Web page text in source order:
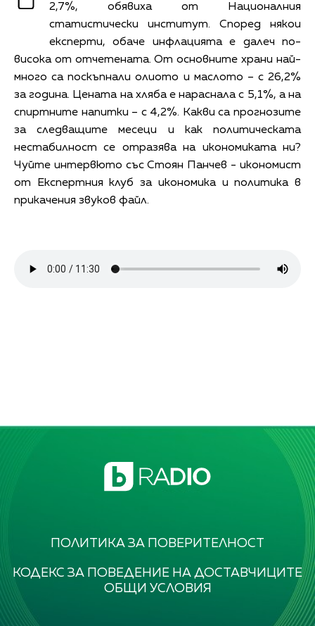
2,7%, обявиха от Националния
статистически институт. Според някои
експерти, обаче инфлацията е далеч по-
висока от отчетената. От основните храни най-
много са поскъпнали олиото и маслото – с 26,2%
за година. Цената на хляба е нараснала с 5,1%, а на
спиртните напитки – с 4,2%. Kакви са прогнозите
за следващите месеци и как политическата
нестабилност се отразява на икономиката ни?
Чуйте интервюто със Стоян Панчев - икономист
от Експертния клуб за икономика и политика в
прикачения звуков файл.
ПОЛИТИКА ЗА ПОВЕРИТЕЛНОСТ
КОДЕКС ЗА ПОВЕДЕНИЕ НА ДОСТАВЧИЦИТЕ
ОБЩИ УСЛОВИЯ